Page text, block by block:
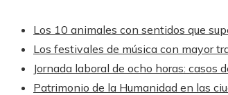
Los 10 animales con sentidos que
Los festivales de música con mayor
Jornada laboral de ocho horas: casos
Patrimonio de la Humanidad en las